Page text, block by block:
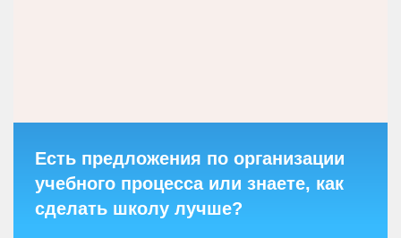
Есть предложения по организации
учебного процесса или знаете, как
сделать школу лучше?